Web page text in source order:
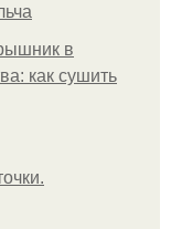
в
как сушить